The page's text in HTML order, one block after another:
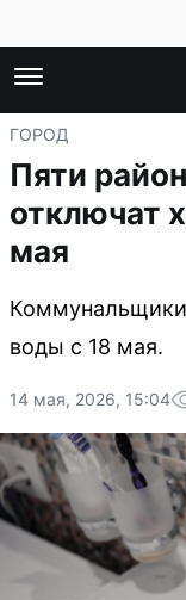
ГОРОД
Пяти
отключат
мая
воды с 18 мая.
14 мая, 2026, 15:04